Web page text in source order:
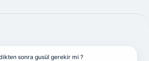
sonra gusül gerekir mi ?